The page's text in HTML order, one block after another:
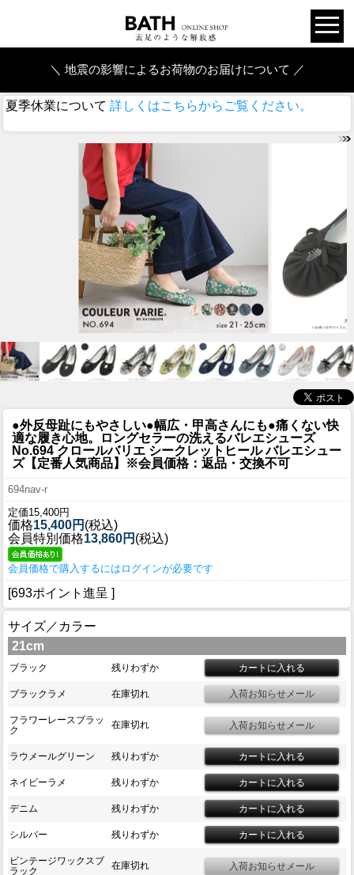
＼ 地震の影響によるお荷物のお届けについて ／
夏季休業について 詳しくはこちらからご覧ください。
●外反母趾にもやさしい●幅広・甲高さんにも●痛くない快
適な履き心地。ロングセラーの洗えるバレエシューズ
No.694 クロールバリエ シークレットヒール バレエシュー
ズ【定番人気商品】※会員価格：返品・交換不可
694nav-r
定価15,400円
価格15,400円 (税込)
会員特別価格13,860円 (税込)
会員価格で購入するにはログインが必要です
[693ポイント進呈 ]
サイズ／カラー
21cm
ブラック 残りわずか
ブラックラメ 在庫切れ
フラワーレースブラッ
ク
在庫切れ
ラウメールグリーン 残りわずか
ネイビーラメ 残りわずか
デニム 残りわずか
シルバー 残りわずか
ビンテージワックスブ
ラック
在庫切れ